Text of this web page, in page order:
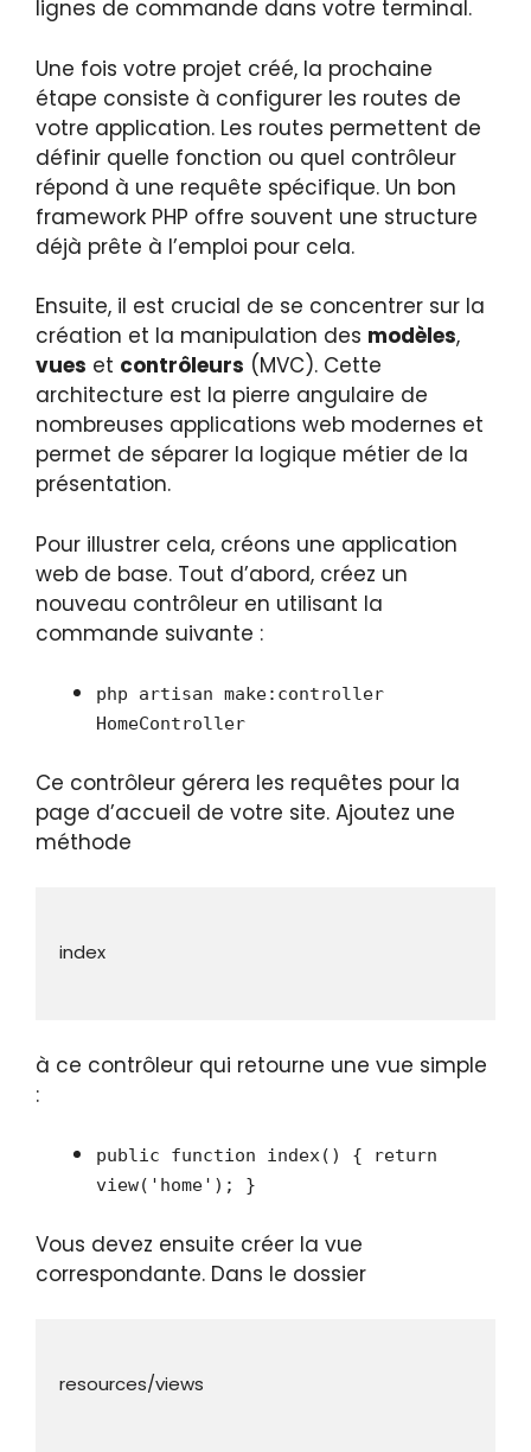
lignes de commande dans votre terminal.
Une fois votre projet créé, la prochaine
étape consiste à configurer les routes de
votre application. Les routes permettent de
définir quelle fonction ou quel contrôleur
répond à une requête spécifique. Un bon
framework PHP offre souvent une structure
déjà prête à l’emploi pour cela.
Ensuite, il est crucial de se concentrer sur la
création et la manipulation des modèles,
vues et contrôleurs (MVC). Cette
architecture est la pierre angulaire de
nombreuses applications web modernes et
permet de séparer la logique métier de la
présentation.
Pour illustrer cela, créons une application
web de base. Tout d’abord, créez un
nouveau contrôleur en utilisant la
commande suivante :
php artisan make:controller
HomeController
Ce contrôleur gérera les requêtes pour la
page d’accueil de votre site. Ajoutez une
méthode
à ce contrôleur qui retourne une vue simple
:
public function index() { return
view('home'); }
Vous devez ensuite créer la vue
correspondante. Dans le dossier